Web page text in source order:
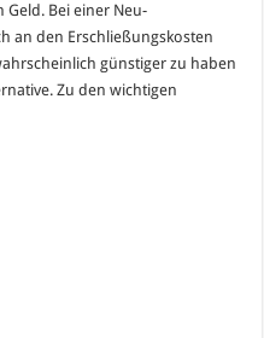
Geld. Bei einer Neu-
an den Erschließungskosten
günstiger zu haben
Zu den wichtigen